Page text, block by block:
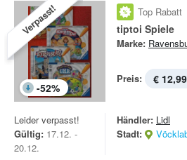
Verpasst!
-52%
Top Rabatt
tiptoi Spiele
Marke:
Preis: € 12,99
Leider verpasst!
Gültig: 17.12. -
20.12.
Händler: Lidl
Stadt: